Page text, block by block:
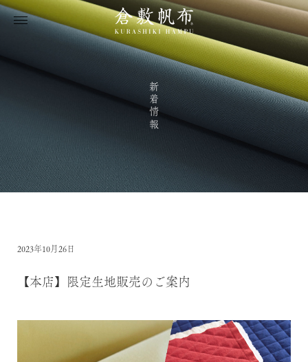
新着情報
2023年10月26日
【本店】限定生地販売のご案内